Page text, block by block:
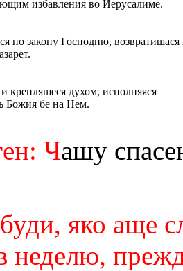
избавления во Иерусалиме.
по закону Господню, возвратишася
крепляшеся духом, исполняяся
Божия бе на Нем.
Чашу
яко аще
неделю,